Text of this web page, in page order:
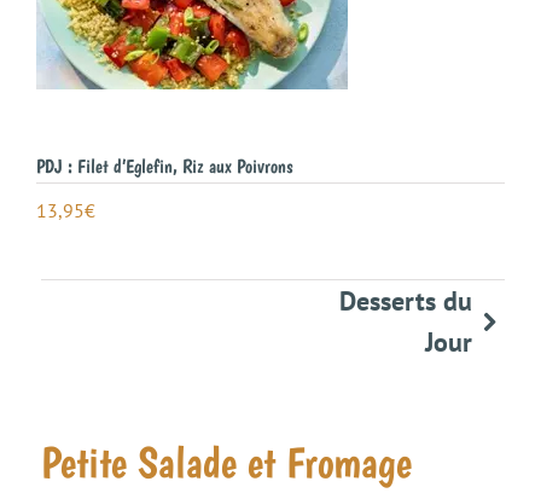
PDJ : Filet d’Eglefin, Riz aux Poivrons
13,95€
Desserts du
Jour
Petite Salade et Fromage